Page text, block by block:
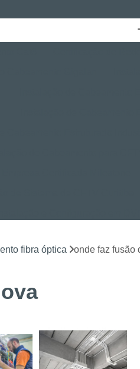
para CFTV
Licença
de Incêndio BOSCH Curitiba
Instalação e
e Manutenção de Bis BOSCH
fibra óptica onde faz fusão